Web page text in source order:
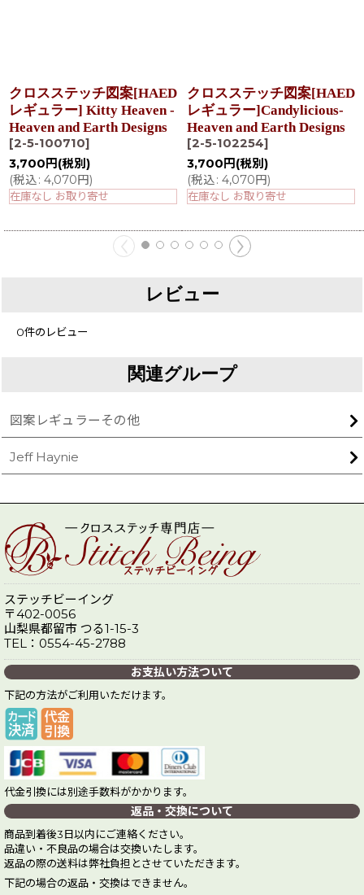
クロスステッチ図案[HAED
レギュラー] Kitty Heaven -
Heaven and Earth Designs
[2-5-100710]
3,700 円 (税別)
(税込: 4,070円)
在庫なし お取り寄せ
クロスステッチ図案[HAED
レギュラー]Candylicious-
Heaven and Earth Designs
[2-5-102254]
3,700 円 (税別)
(税込: 4,070円)
在庫なし お取り寄せ
レビュー
0件のレビュー
関連グループ
図案レギュラーその他
Jeff Haynie
ステッチビーイング
〒402-0056
山梨県都留市 つる1-15-3
TEL：0554-45-2788
お支払い方法ついて
下記の方法がご利用いただけます。
代金引換には別途手数料がかかります。
返品・交換について
商品到着後3日以内にご連絡ください。
品違い・不良品の場合は交換いたします。
返品の際の送料は弊社負担とさせていただきます。
下記の場合の返品・交換はできません。